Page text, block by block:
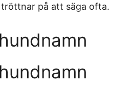
på att säga ofta.